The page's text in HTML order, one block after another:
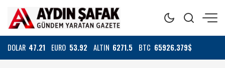
DOLAR 47.21 EURO 53.92 ALTIN 6271.5 BTC 65926.379$